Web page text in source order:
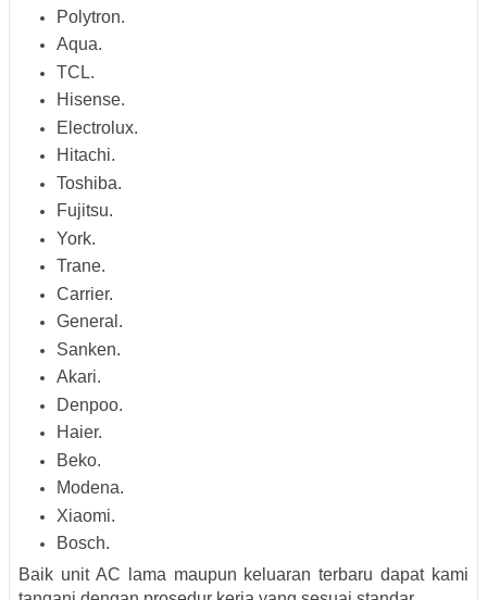
Polytron.
Aqua.
TCL.
Hisense.
Electrolux.
Hitachi.
Toshiba.
Fujitsu.
York.
Trane.
Carrier.
General.
Sanken.
Akari.
Denpoo.
Haier.
Beko.
Modena.
Xiaomi.
Bosch.
Baik unit AC lama maupun keluaran terbaru dapat kami